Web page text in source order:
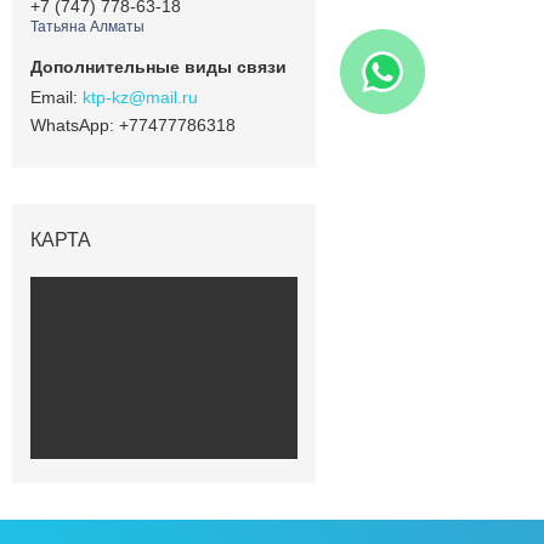
+7 (747) 778-63-18
Татьяна Алматы
ktp-kz@mail.ru
+77477786318
КАРТА